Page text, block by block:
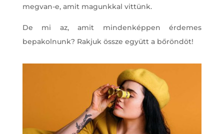
megvan-e, amit magunkkal vittünk.
De mi az, amit mindenképpen érdemes
bepakolnunk? Rakjuk össze együtt a bőröndöt!